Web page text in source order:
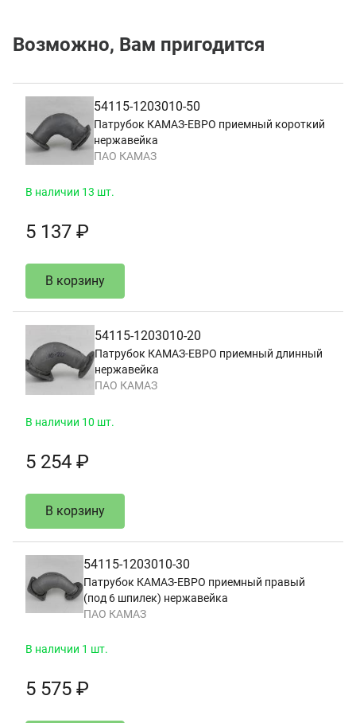
Возможно, Вам пригодится
54115-1203010-50
Патрубок КАМАЗ-ЕВРО приемный короткий
нержавейка
ПАО КАМАЗ
В наличии 13 шт.
5 137 ₽
В корзину
54115-1203010-20
Патрубок КАМАЗ-ЕВРО приемный длинный
нержавейка
ПАО КАМАЗ
В наличии 10 шт.
5 254 ₽
В корзину
54115-1203010-30
Патрубок КАМАЗ-ЕВРО приемный правый
(под 6 шпилек) нержавейка
ПАО КАМАЗ
В наличии 1 шт.
5 575 ₽